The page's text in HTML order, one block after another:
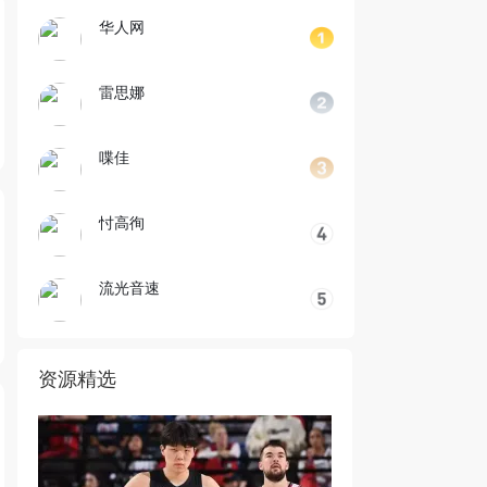
华人网
雷思娜
喋佳
忖高徇
流光音速
资源精选